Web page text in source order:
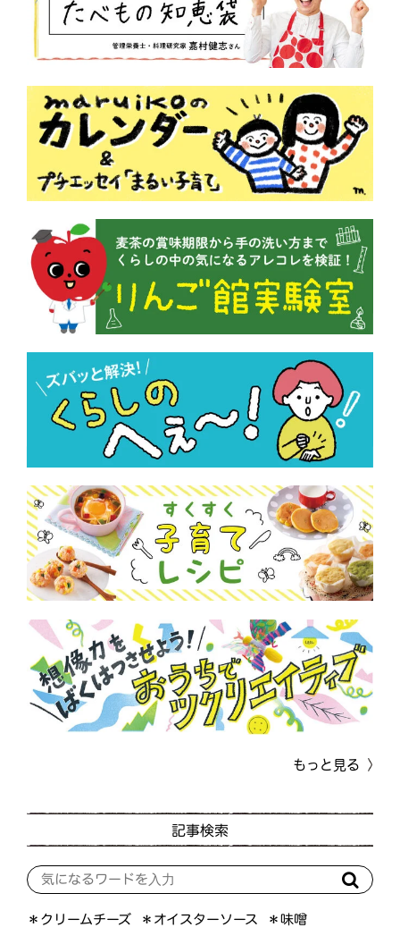
もっと見る
記事検索
＊クリームチーズ ＊オイスターソース ＊味噌